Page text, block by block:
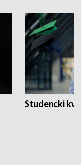
Studencki